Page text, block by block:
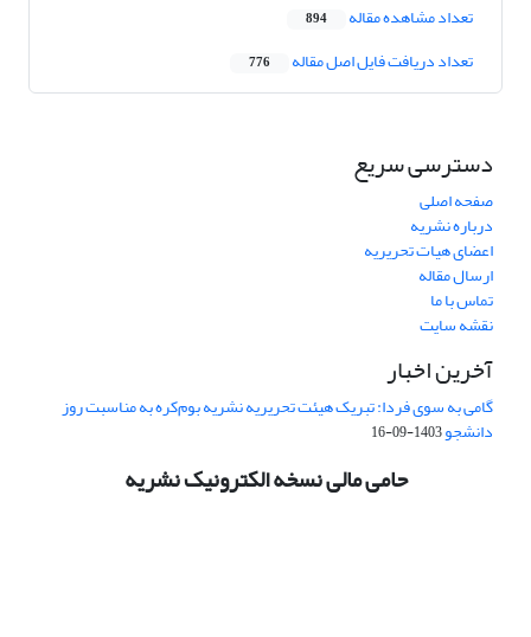
تعداد مشاهده مقاله 894
تعداد دریافت فایل اصل مقاله 776
دسترسی سریع
صفحه اصلی
درباره نشریه
اعضای هیات تحریریه
ارسال مقاله
تماس با ما
نقشه سایت
آخرین اخبار
گامی به سوی فردا: تبریک هیئت تحریریه نشریه بوم‌کره به مناسبت روز
دانشجو1403-09-16
حامی مالی نسخه الکترونیک نشریه